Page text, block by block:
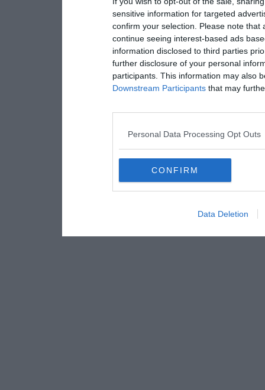
sensitive information for targeted
confirm your selection. Please note
continue seeing interest-based ads
information disclosed to third parties
further disclosure of your personal
participants. This information may also
Downstream Participants that may
Personal Data Processing Opt Outs
CONFIRM
Data Deletion